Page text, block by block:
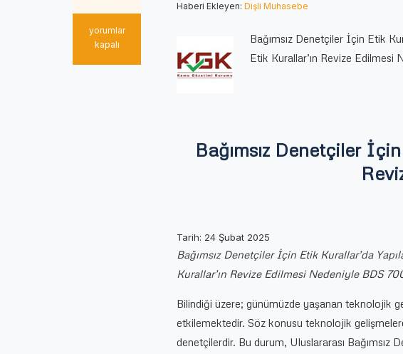
Bağımsız
Denetçiler
yorumlar
kapalı
Haberi Ekleyen:Dişli Muhasebe
Bağımsız Denetçiler İçin Etik
Etik Kurallar’ın Revize
Bağımsız Denetçiler
Tarih: 24 Şubat 2025
Bağımsız Denetçiler İçin Etik Kurallar’da
Kurallar’ın Revize Edilmesi Nedeniyle BDS
Bilindiği üzere; günümüzde yaşanan teknolojik
etkilemektedir. Söz konusu teknolojik
denetçilerdir. Bu durum, Uluslararası